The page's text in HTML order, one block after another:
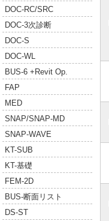
DOC-RC/SRC
DOC-3次診断
DOC-S
DOC-WL
BUS-6 +Revit Op.
FAP
MED
SNAP/SNAP-MD
SNAP-WAVE
KT-SUB
KT-基礎
FEM-2D
BUS-断面リスト
DS-ST